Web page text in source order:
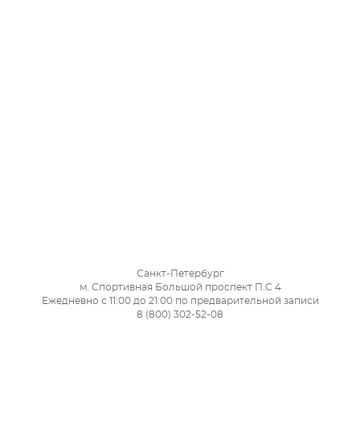
Санкт-Петербург
м. Спортивная Большой проспект П.С 4
Ежедневно с 11:00 до 21:00 по предварительной записи
8 (800) 302-52-08